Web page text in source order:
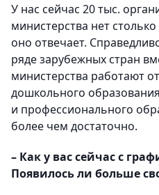
У нас сейчас 20 тыс.
министерства нет
оно отвечает.
ряде зарубежных стран
министерства работают
дошкольного
и профессионального
более чем достаточно.
– Как у вас сейчас с
Появилось ли больше